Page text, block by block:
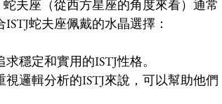
夫座（從西方星座的角度來看）通常
蛇夫座佩戴的水晶選擇：
穩定和實用的ISTJ性格。
邏輯分析的ISTJ來說，可以幫助他們